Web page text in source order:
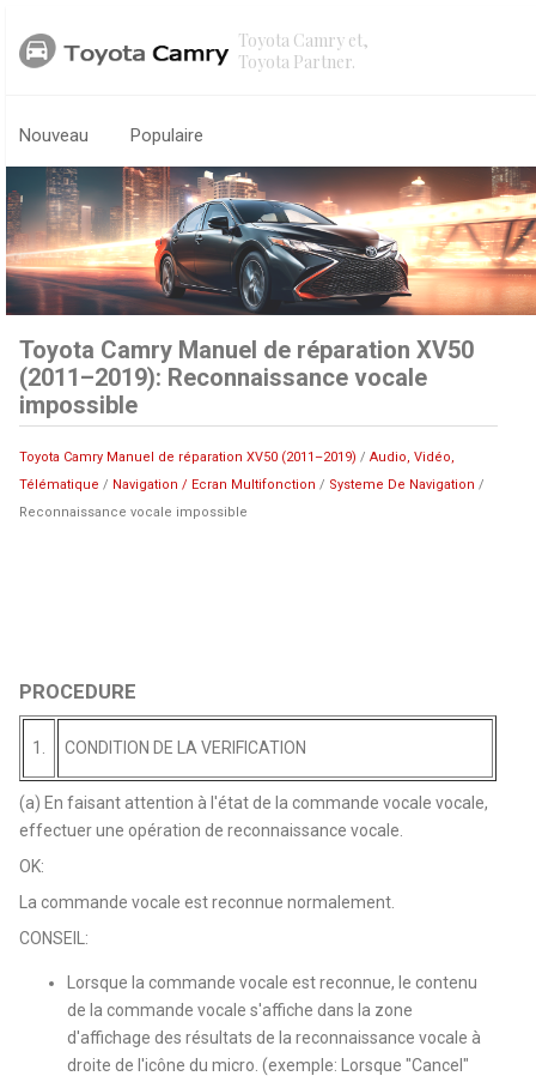
Toyota Camry et,
Toyota Partner.
Nouveau Populaire
Toyota Camry Manuel de réparation XV50
(2011–2019): Reconnaissance vocale
impossible
Toyota Camry Manuel de réparation XV50 (2011–2019) /Audio, Vidéo,
Télématique / Navigation / Ecran Multifonction / Systeme De Navigation /
Reconnaissance vocale impossible
PROCEDURE
1. CONDITION DE LA VERIFICATION
(a) En faisant attention à l'état de la commande vocale vocale,
effectuer une opération de reconnaissance vocale.
OK:
La commande vocale est reconnue normalement.
CONSEIL:
Lorsque la commande vocale est reconnue, le contenu
de la commande vocale s'affiche dans la zone
d'affichage des résultats de la reconnaissance vocale à
droite de l'icône du micro. (exemple: Lorsque "Cancel"